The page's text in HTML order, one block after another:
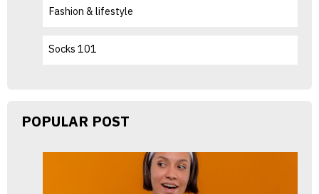
Fashion & lifestyle
Socks 101
POPULAR POST